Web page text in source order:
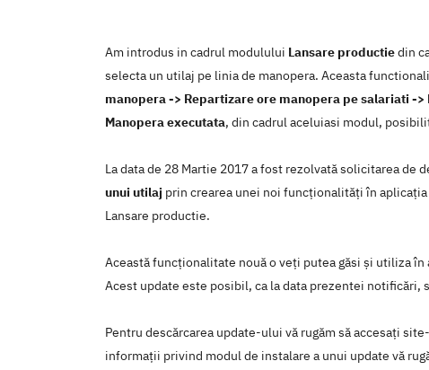
Am introdus in cadrul modulului Lansare productiedin
selecta un utilaj pe linia de manopera. Aceasta
manopera -> Repartizare ore manopera pe salariati ->
Manopera executata, din cadrul aceluiasi modul,
La data de 28 Martie 2017 a fost rezolvată solicitarea de
unui utilaj prin crearea unei noi funcţionalităţi în
Lansare productie.
Această funcţionalitate nouă o veţi putea găsi şi utiliza
Acest update este posibil, ca la data prezentei notificări,
Pentru descărcarea update-ului vă rugăm să accesaţi
informaţii privind modul de instalare a unui update vă